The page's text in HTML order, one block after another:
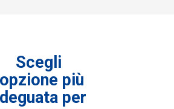
Scegli
più
per